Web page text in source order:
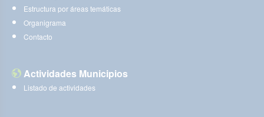
Estructura por áreas temáticas
Organigrama
Contacto
Actividades Municipios
Listado de actividades